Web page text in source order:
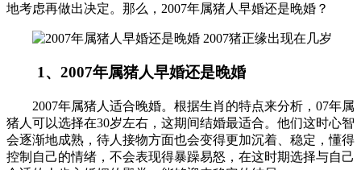
地考虑再做出决定。那么，2007年属猪人早婚还是晚婚？
1、2007年属猪人早婚还是晚婚
2007年属猪人适合晚婚。根据生肖的特点来分析，07年属
猪人可以选择在30岁左右，这期间结婚最适合。他们这时心智
会逐渐地成熟，待人接物方面也会变得更加沉着、稳定，懂得
控制自己的情绪，不会表现得暴躁易怒，在这时期选择与自己